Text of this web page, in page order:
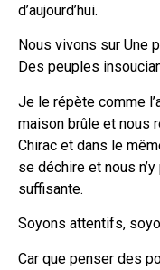
d’aujourd’hui.
Nous vivons sur Une
Des peuples
Je le répète comme
maison brûle et nous
Chirac et dans le
se déchire et nous
suffisante.
Soyons attentifs,
Car que penser des